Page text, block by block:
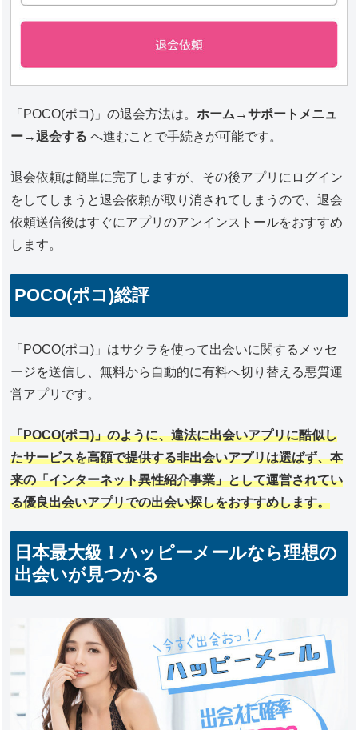
「POCO(ポコ)」の退会方法は。ホーム→サポートメニュ
ー→退会する へ進むことで手続きが可能です。
退会依頼は簡単に完了しますが、その後アプリにログイン
をしてしまうと退会依頼が取り消されてしまうので、退会
依頼送信後はすぐにアプリのアンインストールをおすすめ
します。
POCO(ポコ)総評
「POCO(ポコ)」はサクラを使って出会いに関するメッセ
ージを送信し、無料から自動的に有料へ切り替える悪質運
営アプリです。
「POCO(ポコ)」のように、違法に出会いアプリに酷似し
たサービスを高額で提供する非出会いアプリは選ばず、本
来の「インターネット異性紹介事業」として運営されてい
る優良出会いアプリでの出会い探しをおすすめします。
日本最大級！ハッピーメールなら理想の
出会いが見つかる